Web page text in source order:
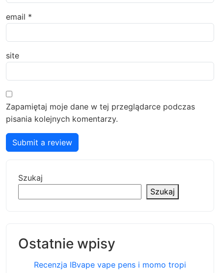
email *
site
Zapamiętaj moje dane w tej przeglądarce podczas
pisania kolejnych komentarzy.
Submit a review
Szukaj
Szukaj
Ostatnie wpisy
Recenzja IBvape vape pens i momo tropi